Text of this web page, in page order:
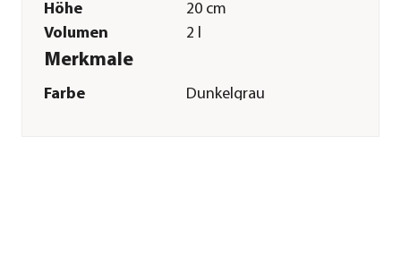
Höhe
20 cm
Volumen
2 l
Merkmale
Farbe
Dunkelgrau